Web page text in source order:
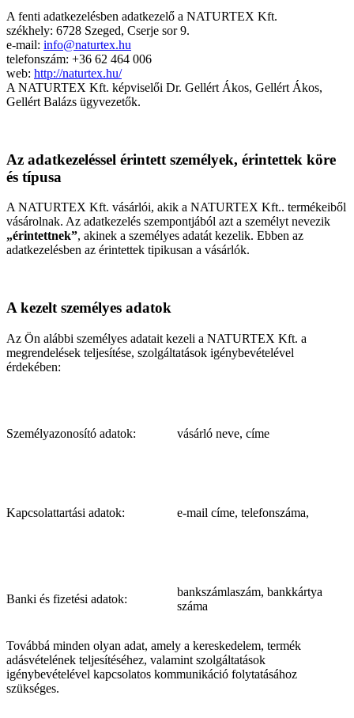
A fenti adatkezelésben adatkezelő a NATURTEX Kft.
székhely: 6728 Szeged, Cserje sor 9.
e-mail: info@naturtex.hu
telefonszám: +36 62 464 006
web: http://naturtex.hu/
A NATURTEX Kft. képviselői Dr. Gellért Ákos, Gellért Ákos,
Gellért Balázs ügyvezetők.
Az adatkezeléssel érintett személyek, érintettek köre
és típusa
A NATURTEX Kft. vásárlói, akik a NATURTEX Kft.. termékeiből
vásárolnak. Az adatkezelés szempontjából azt a személyt nevezik
„érintettnek”, akinek a személyes adatát kezelik. Ebben az
adatkezelésben az érintettek tipikusan a vásárlók.
A kezelt személyes adatok
Az Ön alábbi személyes adatait kezeli a NATURTEX Kft. a
megrendelések teljesítése, szolgáltatások igénybevételével
érdekében:
Személyazonosító adatok: vásárló neve, címe
Kapcsolattartási adatok: e-mail címe, telefonszáma,
Banki és fizetési adatok:
bankszámlaszám, bankkártya
száma
Továbbá minden olyan adat, amely a kereskedelem, termék
adásvételének teljesítéséhez, valamint szolgáltatások
igénybevételével kapcsolatos kommunikáció folytatásához
szükséges.